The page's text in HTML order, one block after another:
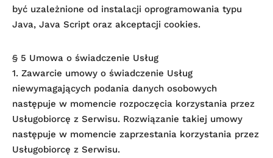
być uzależnione od instalacji oprogramowania typu
Java, Java Script oraz akceptacji cookies.
§ 5 Umowa o świadczenie Usług
1. Zawarcie umowy o świadczenie Usług
niewymagających podania danych osobowych
następuje w momencie rozpoczęcia korzystania przez
Usługobiorcę z Serwisu. Rozwiązanie takiej umowy
następuje w momencie zaprzestania korzystania przez
Usługobiorcę z Serwisu.